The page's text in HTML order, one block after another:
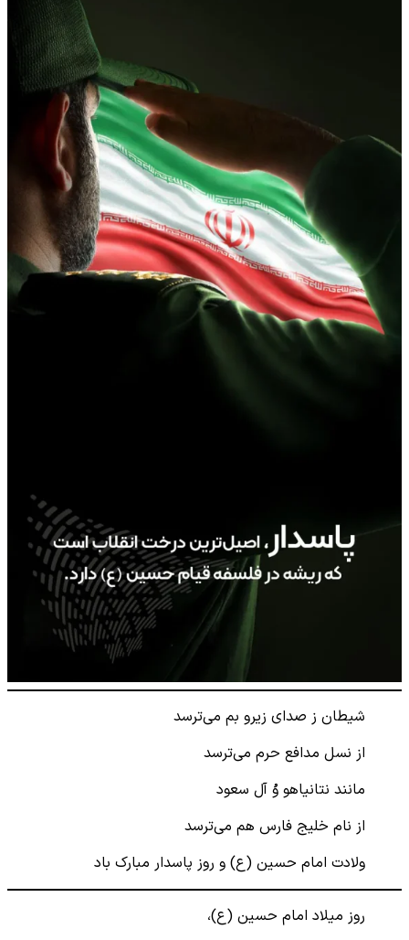
شیطان ز صدای زیرو بم می‌ترسد
از نسل مدافع حرم می‌ترسد
مانند نتانیاهو وُ آل سعود
از نام خلیج فارس هم می‌ترسد
ولادت امام حسین (ع) و روز پاسدار مبارک باد
روز میلاد امام حسین (ع)،